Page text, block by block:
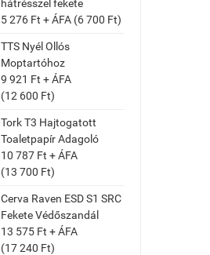
hátrésszel fekete
5 276 Ft + ÁFA (6 700 Ft)
TTS Nyél Ollós
Moptartóhoz
9 921 Ft + ÁFA
(12 600 Ft)
Tork T3 Hajtogatott
Toaletpapír Adagoló
10 787 Ft + ÁFA
(13 700 Ft)
Cerva Raven ESD S1 SRC
Fekete Védőszandál
13 575 Ft + ÁFA
(17 240 Ft)